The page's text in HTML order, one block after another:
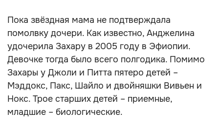
Пока звёздная мама не подтверждала
помолвку дочери. Как известно, Анджелина
удочерила Захару в 2005 году в Эфиопии.
Девочке тогда было всего полгодика. Помимо
Захары у Джоли и Питта пятеро детей –
Мэддокс, Пакс, Шайло и двойняшки Вивьен и
Нокс. Трое старших детей – приемные,
младшие – биологические.